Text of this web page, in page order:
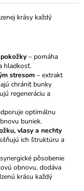
krásy každý
– pomáha
hladkosť.
stresom – extrakt
chrániť bunky
regeneráciu a
optimálnu
buniek.
vlasy a nechty
ich štruktúru a
pôsobenie
obnovu, dodáva
krásu každý